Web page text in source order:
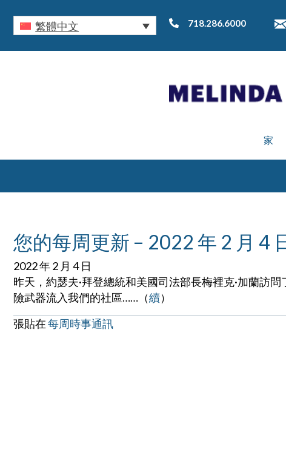
繁體中文 718.286.6000
家
您的每周更新 – 2022 年 2 月 4
2022 年 2 月 4 日
昨天，約瑟夫·拜登總統和美國司法部長梅裡克·加蘭訪
險武器流入我們的社區……（續）
張貼在每周時事通訊